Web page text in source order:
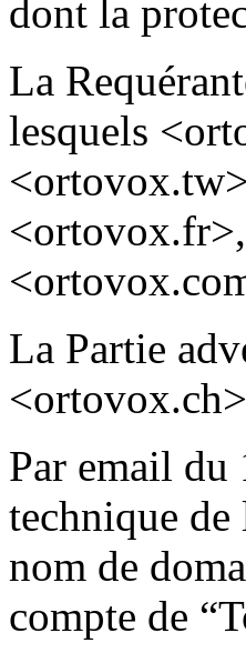
dont la
La
lesquels
La Partie
Par email du
technique de
nom de
compte de